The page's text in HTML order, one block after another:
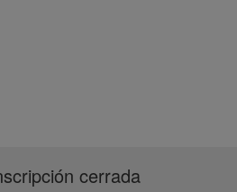
cerrada